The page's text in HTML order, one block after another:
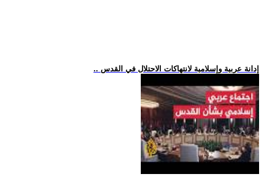
.. إدانة عربية وإسلامية لانتهاكات الاحتلال في القدس